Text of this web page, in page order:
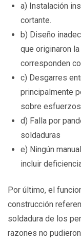
a) Instalación
cortante.
b) Diseño
que originaron
corresponden
c) Desgarres
principalmente
sobre
d) Falla por
soldaduras
e) Ningún
incluir
Por último, el
construcción
soldadura de los
razones no